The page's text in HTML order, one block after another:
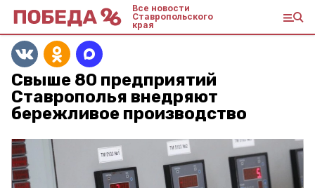
Все новости
Ставропольского
края
Свыше 80 предприятий
Ставрополья внедряют
бережливое производство